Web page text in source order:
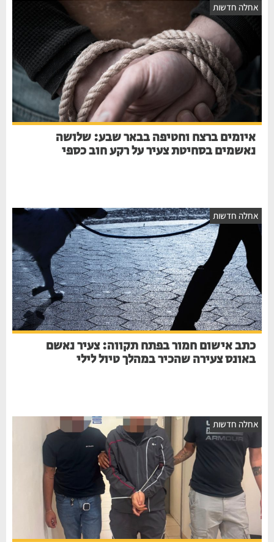
חדשות
איומים ברצח וחטיפה בבאר שבע: שלושה
נאשמים בסחיטת צעיר על רקע חוב כספי
חדשות
כתב אישום חמור בפתח תקווה: צעיר נאשם
באונס צעירה שהכיר במהלך טיול לילי
חדשות